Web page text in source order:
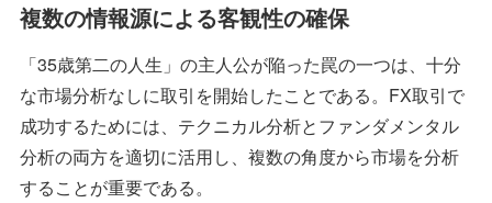
複数の情報源による客観性の確保
「35歳第二の人生」の主人公が陥った罠の一つは、十分
な市場分析なしに取引を開始したことである。FX取引で
成功するためには、テクニカル分析とファンダメンタル
分析の両方を適切に活用し、複数の角度から市場を分析
することが重要である。